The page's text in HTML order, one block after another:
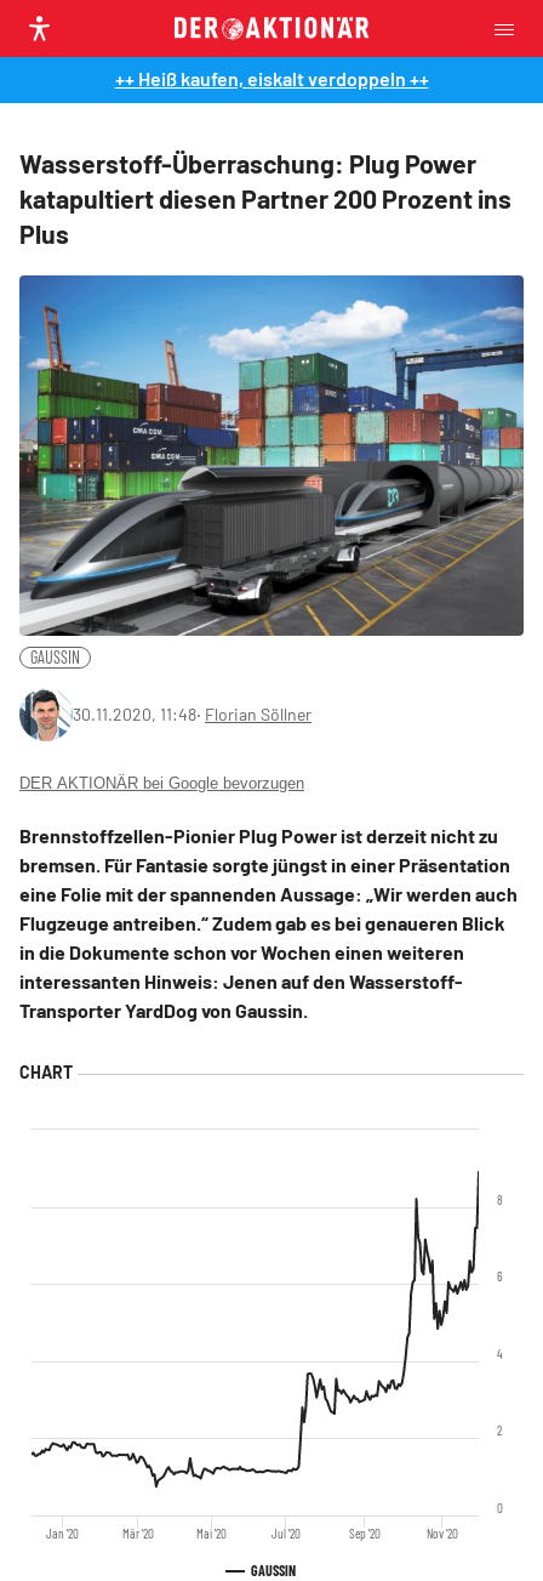
++ Heiß kaufen, eiskalt verdoppeln ++
Wasserstoff-Überraschung: Plug Power
katapultiert diesen Partner 200 Prozent ins
Plus
GAUSSIN
30.11.2020, 11:48‧ Florian Söllner
DER AKTIONÄR bei Google bevorzugen
Brennstoffzellen-Pionier Plug Power ist derzeit nicht zu
bremsen. Für Fantasie sorgte jüngst in einer Präsentation
eine Folie mit der spannenden Aussage: „Wir werden auch
Flugzeuge antreiben.“ Zudem gab es bei genaueren Blick
in die Dokumente schon vor Wochen einen weiteren
interessanten Hinweis: Jenen auf den Wasserstoff-
Transporter YardDog von Gaussin.
GAUSSIN
Jan '20 Mär '20 Mai '20 Jul '20 Sep '20 Nov '20
0
2
4
6
8